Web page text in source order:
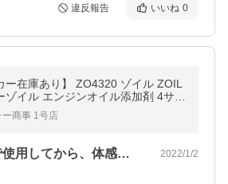
違反報告 いいね 0
ー在庫あり】 ZO4320 ゾイル ZOIL
ゾイル エンジンオイル添加剤 4サイ
ジン用 320ml JP店
ー商事 1号店
バイク屋の勧めで使用してから、体感出来… 2022/1/2